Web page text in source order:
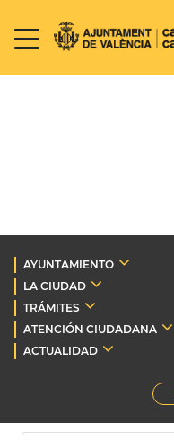
AYUNTAMIENTO
LA CIUDAD
TRÁMITES
ATENCIÓN CIUDADANA
ACTUALIDAD